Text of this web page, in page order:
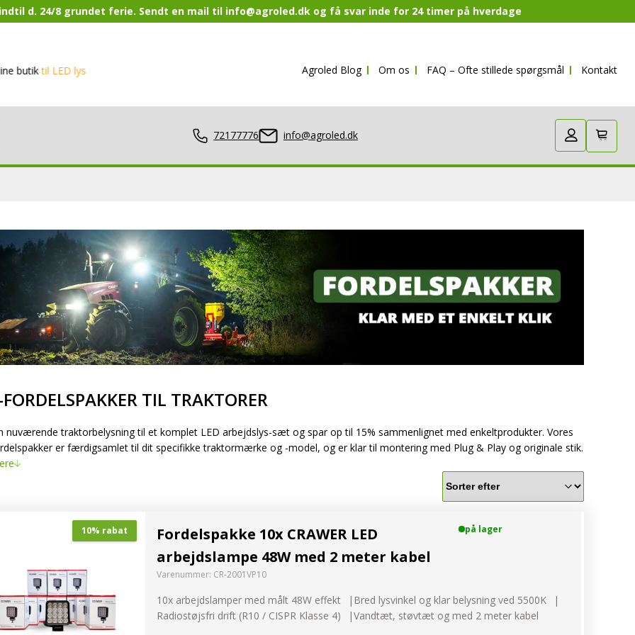
d. 24/8 grundet ferie. Sendt en mail til info@agroled.dk og få svar inde for 24 timer på hverdage
til LED lys Agroled Blog Om os FAQ – Ofte stillede spørgsmål Kontakt
72177776 info@agroled.dk
og
TIL TRAKTORER
nuværende traktorbelysning til et komplet LED arbejdslys-sæt og spar op til 15% sammenlignet med enkeltprodukter. Vores
er færdigsamlet til dit specifikke traktormærke og -model, og er klar til montering med Plug & Play og originale stik.
10% rabat
Fordelspakke 10x CRAWER LED
arbejdslampe 48W med 2 meter kabel
Varenummer: CR-2001VP10
på lager
10x arbejdslamper med målt 48W effekt
Bred lysvinkel og klar belysning ved 5500K
Radiostøjsfri drift (R10 / CISPR Klasse 4)
Vandtæt, støvtæt og med 2 meter kabel